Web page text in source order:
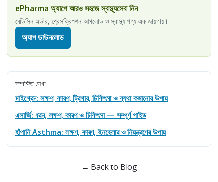
ePharma অ্যাপে আরও সহজে স্বাস্থ্যসেবা নিন
মেডিসিন অর্ডার, প্রেসক্রিপশন আপলোড ও স্বাস্থ্য পণ্য এক জায়গায়।
অ্যাপ ডাউনলোড
সম্পর্কিত লেখা
মাইগ্রেন: লক্ষণ, কারণ, ট্রিগার, চিকিৎসা ও ব্যথা কমানোর উপায়
এলার্জি: ধরন, লক্ষণ, কারণ ও চিকিৎসা — সম্পূর্ণ গাইড
হাঁপানি Asthma: লক্ষণ, কারণ, ইনহেলার ও নিয়ন্ত্রণের উপায়
← Back to Blog